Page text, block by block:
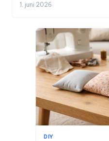
1. juni 2026
DIY